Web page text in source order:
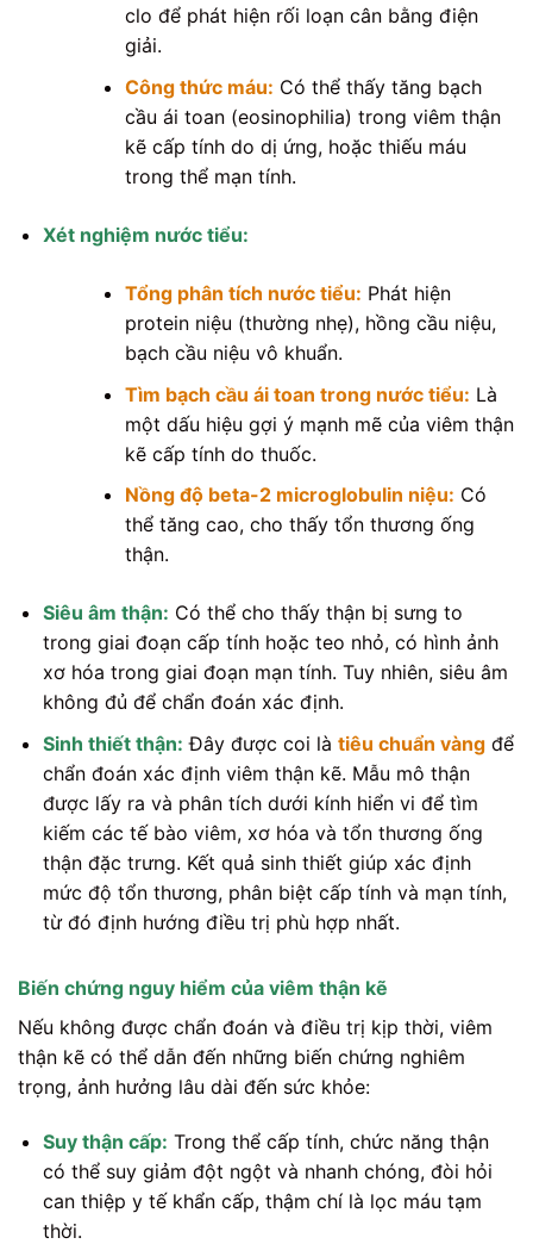
clo để phát hiện rối loạn cân bằng điện
giải.
Công thức máu: Có thể thấy tăng bạch
cầu ái toan (eosinophilia) trong viêm thận
kẽ cấp tính do dị ứng, hoặc thiếu máu
trong thể mạn tính.
Xét nghiệm nước tiểu:
Tổng phân tích nước tiểu: Phát hiện
protein niệu (thường nhẹ), hồng cầu niệu,
bạch cầu niệu vô khuẩn.
Tìm bạch cầu ái toan trong nước tiểu: Là
một dấu hiệu gợi ý mạnh mẽ của viêm thận
kẽ cấp tính do thuốc.
Nồng độ beta-2 microglobulin niệu: Có
thể tăng cao, cho thấy tổn thương ống
thận.
Siêu âm thận: Có thể cho thấy thận bị sưng to
trong giai đoạn cấp tính hoặc teo nhỏ, có hình ảnh
xơ hóa trong giai đoạn mạn tính. Tuy nhiên, siêu âm
không đủ để chẩn đoán xác định.
Sinh thiết thận: Đây được coi là tiêu chuẩn vàngđể
chẩn đoán xác định viêm thận kẽ. Mẫu mô thận
được lấy ra và phân tích dưới kính hiển vi để tìm
kiếm các tế bào viêm, xơ hóa và tổn thương ống
thận đặc trưng. Kết quả sinh thiết giúp xác định
mức độ tổn thương, phân biệt cấp tính và mạn tính,
từ đó định hướng điều trị phù hợp nhất.
Biến chứng nguy hiểm của viêm thận kẽ
Nếu không được chẩn đoán và điều trị kịp thời, viêm
thận kẽ có thể dẫn đến những biến chứng nghiêm
trọng, ảnh hưởng lâu dài đến sức khỏe:
Suy thận cấp: Trong thể cấp tính, chức năng thận
có thể suy giảm đột ngột và nhanh chóng, đòi hỏi
can thiệp y tế khẩn cấp, thậm chí là lọc máu tạm
thời.